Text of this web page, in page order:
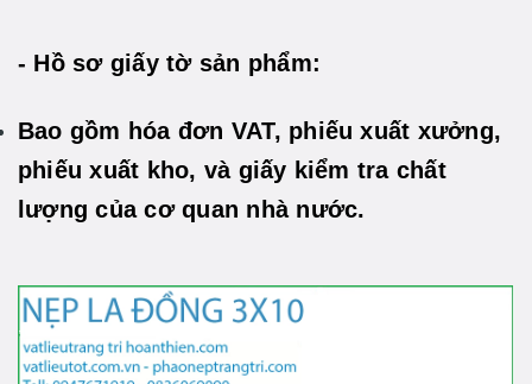
- Hồ sơ giấy tờ sản phẩm:
Bao gồm hóa đơn VAT, phiếu xuất xưởng,
phiếu xuất kho, và giấy kiểm tra chất
lượng của cơ quan nhà nước.